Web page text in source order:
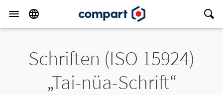
Schriften (ISO 15924)
„Tai-nüa-Schrift“